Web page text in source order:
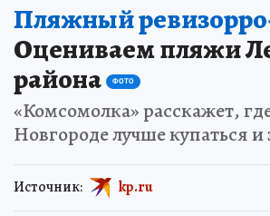
Пляжный
Оцениваем пляжи
района
ФОТО
«Комсомолка» расскажет,
Новгороде лучше купаться и
Источник: kp.ru